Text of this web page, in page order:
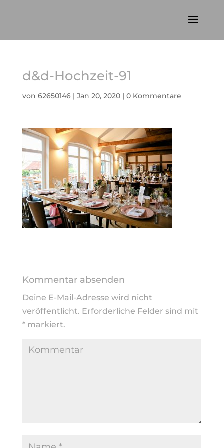
d&d-Hochzeit-91
von 62650146| Jan 20, 2020| 0 Kommentare
Kommentar absenden
Deine E-Mail-Adresse wird nicht
veröffentlicht. Erforderliche Felder sind mit
*markiert.